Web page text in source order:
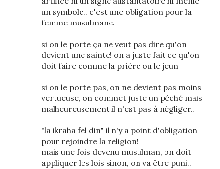
un symbole.. c'est une obligation pour la
femme musulmane.
si on le porte ça ne veut pas dire qu'on
devient une sainte! on a juste fait ce qu'on
doit faire comme la prière ou le jeun
si on le porte pas, on ne devient pas moins
vertueuse, on commet juste un péché mais
malheureusement il n'est pas à négliger..
"la ikraha fel din" il n'y a point d'obligation
pour rejoindre la religion!
mais une fois devenu musulman, on doit
appliquer les lois sinon, on va être puni..